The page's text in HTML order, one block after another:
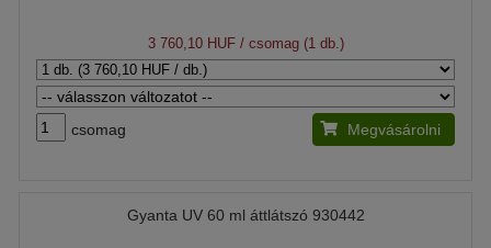
3 760,10 HUF/ csomag (1 db.)
csomag Megvásárolni
Gyanta UV 60 ml áttlátszó 930442